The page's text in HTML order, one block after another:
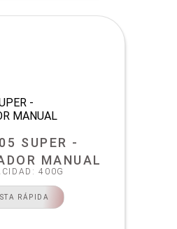
SUPER -
MANUAL
400G
RÁPIDA